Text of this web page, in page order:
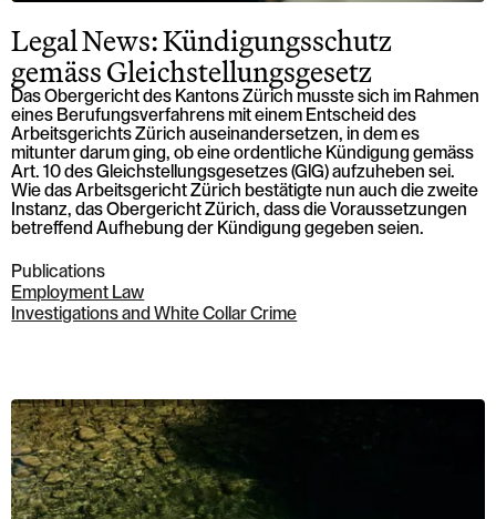
Legal News: Kündigungsschutz
gemäss Gleichstellungsgesetz
Das Obergericht des Kantons Zürich musste sich im Rahmen
eines Berufungsverfahrens mit einem Entscheid des
Arbeitsgerichts Zürich auseinandersetzen, in dem es
mitunter darum ging, ob eine ordentliche Kündigung gemäss
Art. 10 des Gleichstellungsgesetzes (GlG) aufzuheben sei.
Wie das Arbeitsgericht Zürich bestätigte nun auch die zweite
Instanz, das Obergericht Zürich, dass die Voraussetzungen
betreffend Aufhebung der Kündigung gegeben seien.
Publications
Employment Law
Investigations and White Collar Crime